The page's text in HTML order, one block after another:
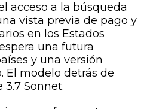
acceso a la búsqueda
vista previa de pago y
en los Estados
una futura
y una versión
El modelo detrás de
3.7 Sonnet.